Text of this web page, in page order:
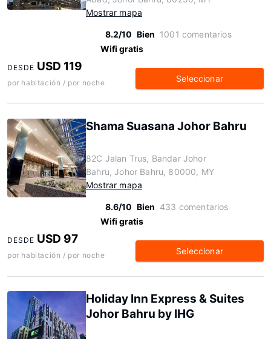
Mostrar mapa
8.2/10 Bien 1001 comentarios
Wifi gratis
DESDE USD 119
por habitación / por noche Seleccionar
Shama Suasana Johor Bahru
82C Jalan Trus, Bandar Johor
Bahru, Johor Bahru, 80000, MY
Mostrar mapa
8.6/10 Bien 433 comentarios
Wifi gratis
DESDE USD 97
por habitación / por noche Seleccionar
Holiday Inn Express & Suites
Johor Bahru by IHG